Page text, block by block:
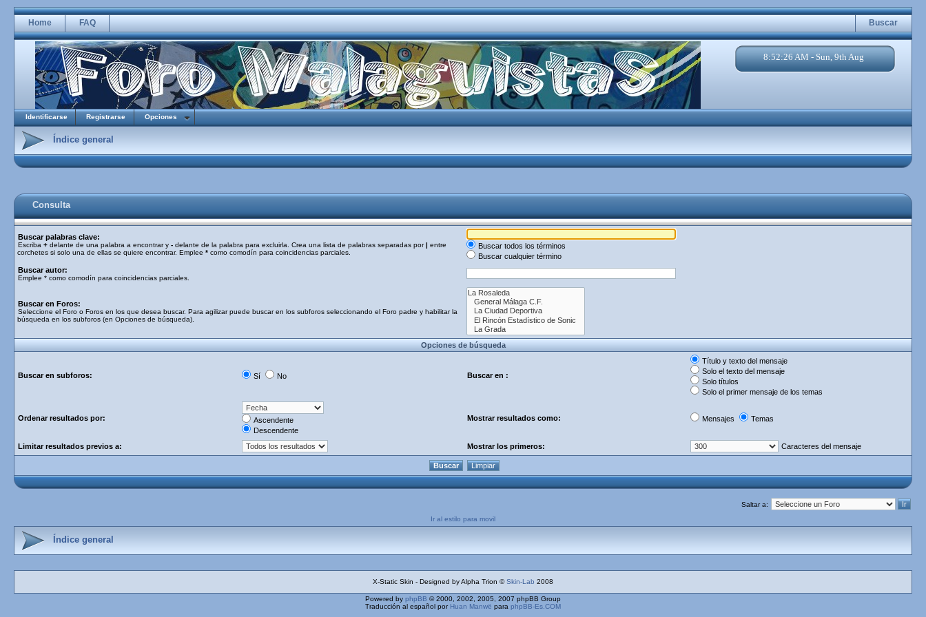
Home FAQ Buscar
8:52:26 AM - Sun, 9th Aug
Identificarse Registrarse Opciones
Índice general
Consulta
Buscar palabras clave:
Escriba + delante de una palabra a encontrar y - delante de la palabra para excluirla. Crea una lista de palabras separadas por| entre
corchetes si solo una de ellas se quiere encontrar. Emplee * como comodín para coincidencias parciales.
Buscar todos los términos
Buscar cualquier término
Buscar autor:
Emplee * como comodín para coincidencias parciales.
Buscar en Foros:
Seleccione el Foro o Foros en los que desea buscar. Para agilizar puede buscar en los subforos seleccionando el Foro padre y habilitar la
búsqueda en los subforos (en Opciones de búsqueda).
Opciones de búsqueda
Buscar en subforos: Sí No Buscar en :
Título y texto del mensaje
Solo el texto del mensaje
Solo títulos
Solo el primer mensaje de los temas
Ordenar resultados por:
Ascendente
Descendente
Mostrar resultados como: Mensajes Temas
Limitar resultados previos a: Mostrar los primeros: Caracteres del mensaje
Saltar a:
Ir al estilo para movil
Índice general
X-Static Skin - Designed by Alpha Trion ©Skin-Lab 2008
Powered by phpBB © 2000, 2002, 2005, 2007 phpBB Group
Traducción al español por Huan Manwë para phpBB-Es.COM